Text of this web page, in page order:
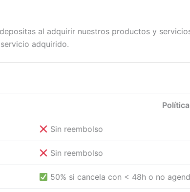
al adquirir nuestros productos y
adquirido.
Sin reembolso
Sin reembolso
50% si cancela con < 48h o no